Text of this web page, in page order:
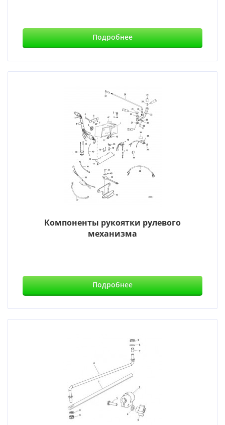
Подробнее
Компоненты рукоятки рулевого
механизма
Подробнее